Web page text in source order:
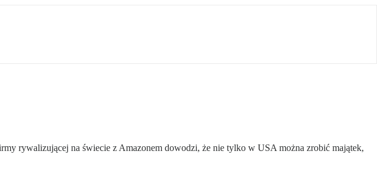
rywalizującej na świecie z Amazonem dowodzi, że nie tylko w USA można zrobić majątek,